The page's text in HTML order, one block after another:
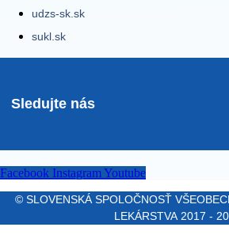
udzs-sk.sk
sukl.sk
Sledujte nás
Facebook Instagram Youtube
© SLOVENSKÁ SPOLOČNOSŤ
LEKÁRSTVA 2017 -